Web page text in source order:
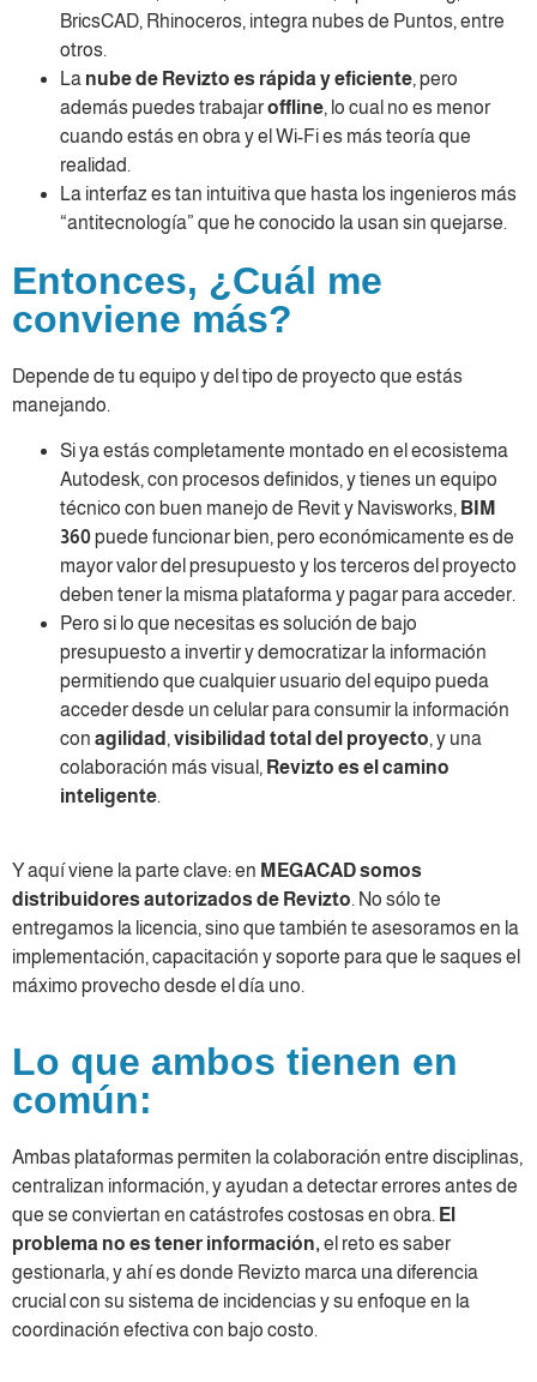
BricsCAD, Rhinoceros, integra nubes de Puntos, entre
otros.
La nube de Revizto es rápida y eficiente, pero
además puedes trabajaroffline, lo cual no es menor
cuando estás en obra y el Wi-Fi es más teoría que
realidad.
La interfaz es tan intuitiva que hasta los ingenieros más
“antitecnología” que he conocido la usan sin quejarse.
Entonces, ¿Cuál me
conviene más?
Depende de tu equipo y del tipo de proyecto que estás
manejando.
Si ya estás completamente montado en el ecosistema
Autodesk, con procesos definidos, y tienes un equipo
técnico con buen manejo de Revit y Navisworks, BIM
360puede funcionar bien, pero económicamente es de
mayor valor del presupuesto y los terceros del proyecto
deben tener la misma plataforma y pagar para acceder.
Pero si lo que necesitas es solución de bajo
presupuesto a invertir y democratizar la información
permitiendo que cualquier usuario del equipo pueda
acceder desde un celular para consumir la información
con agilidad , visibilidad total del proyecto, y una
colaboración más visual, Revizto es el camino
inteligente.
Y aquí viene la parte clave: en MEGACAD somos
distribuidores autorizados de Revizto. No sólo te
entregamos la licencia, sino que también te asesoramos en la
implementación, capacitación y soporte para que le saques el
máximo provecho desde el día uno.
Lo que ambos tienen en
común:
Ambas plataformas permiten la colaboración entre disciplinas,
centralizan información, y ayudan a detectar errores antes de
que se conviertan en catástrofes costosas en obra. El
problema no es tener información, el reto es saber
gestionarla, y ahí es donde Revizto marca una diferencia
crucial con su sistema de incidencias y su enfoque en la
coordinación efectiva con bajo costo.